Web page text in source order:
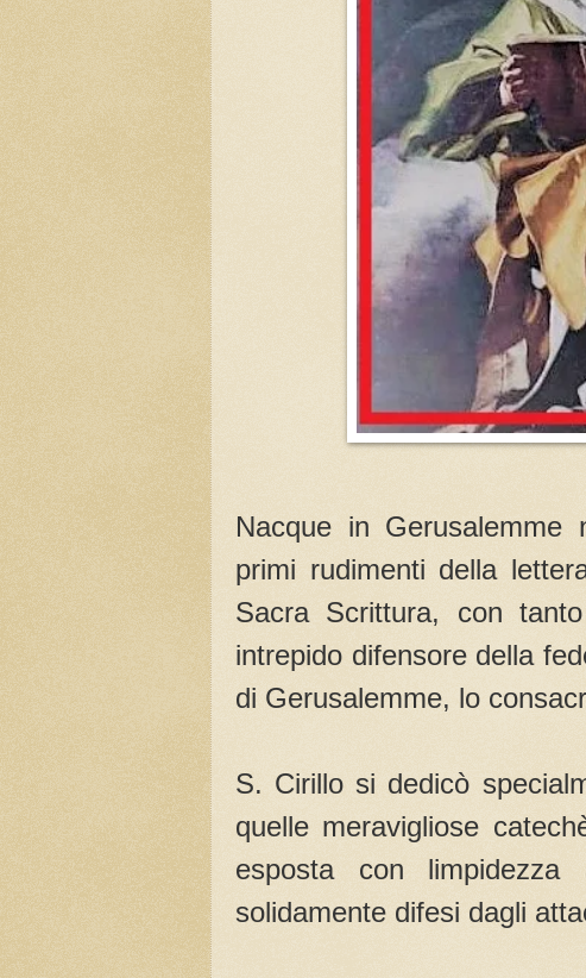
Nacque in
primi rudimenti della
Sacra Scrittura, con
intrepido difensore della
di Gerusalemme, lo
S. Cirillo si dedicò
quelle meravigliose
esposta con
solidamente difesi dagli